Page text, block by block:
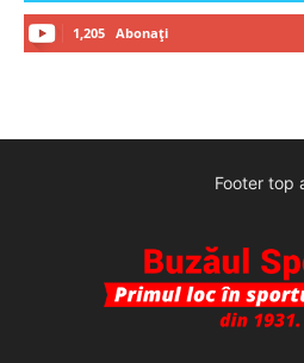
1,205 Abonați
Footer top